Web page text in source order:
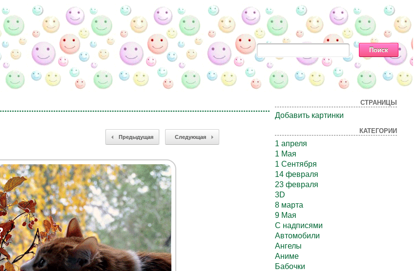
Предыдущая Следующая
СТРАНИЦЫ
Добавить картинки
КАТЕГОРИИ
1 апреля
1 Мая
1 Сентября
14 февраля
23 февраля
3D
8 марта
9 Мая
C надписями
Автомобили
Ангелы
Аниме
Бабочки